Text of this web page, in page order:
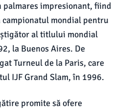
palmares impresionant, fiind
campionatul mondial pentru
al titlului mondial
la Buenos Aires. De
Turneul de la Paris, care
IJF Grand Slam, în 1996.
promite să ofere